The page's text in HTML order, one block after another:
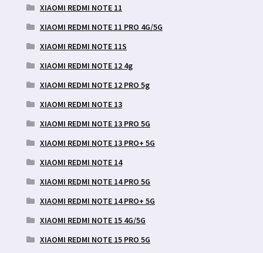
XIAOMI REDMI NOTE 11
XIAOMI REDMI NOTE 11 PRO 4G/5G
XIAOMI REDMI NOTE 11S
XIAOMI REDMI NOTE 12 4g
XIAOMI REDMI NOTE 12 PRO 5g
XIAOMI REDMI NOTE 13
XIAOMI REDMI NOTE 13 PRO 5G
XIAOMI REDMI NOTE 13 PRO+ 5G
XIAOMI REDMI NOTE 14
XIAOMI REDMI NOTE 14 PRO 5G
XIAOMI REDMI NOTE 14 PRO+ 5G
XIAOMI REDMI NOTE 15 4G/5G
XIAOMI REDMI NOTE 15 PRO 5G